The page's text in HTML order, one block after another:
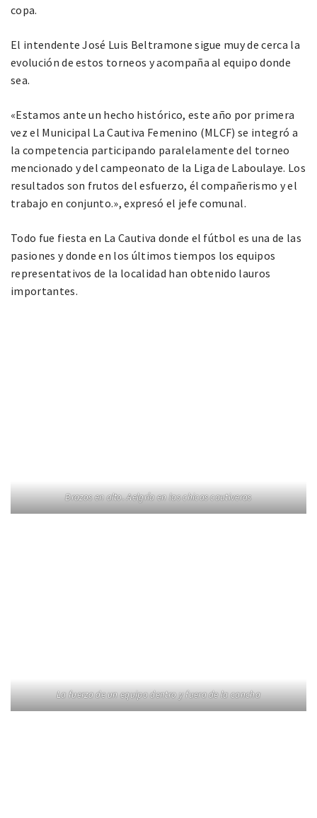
copa.
El intendente José Luis Beltramone sigue muy de cerca la
evolución de estos torneos y acompaña al equipo donde
sea.
«Estamos ante un hecho histórico, este año por primera
vez el Municipal La Cautiva Femenino (MLCF) se integró a
la competencia participando paralelamente del torneo
mencionado y del campeonato de la Liga de Laboulaye. Los
resultados son frutos del esfuerzo, él compañerismo y el
trabajo en conjunto.», expresó el jefe comunal.
Todo fue fiesta en La Cautiva donde el fútbol es una de las
pasiones y donde en los últimos tiempos los equipos
representativos de la localidad han obtenido lauros
importantes.
Brazos en alto. Aelgría en las chicas cautiveras
La fuerza de un equipo dentro y fuera de la cancha